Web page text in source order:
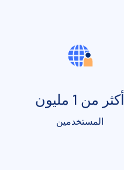
أكثر من 1 مليون
المستخدمين